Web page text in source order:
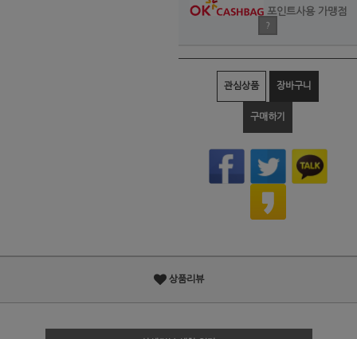
포인트사용 가맹점
?
관심상품 장바구니
구매하기
상품리뷰